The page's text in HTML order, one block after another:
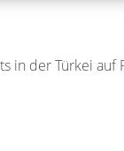
in der Türkei auf